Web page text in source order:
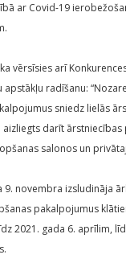
ar Covid-19
vērsīsies arī
radīšanu:
sniedz lielās
darīt
salonos un
9. novembra izsludināja
pakalpojumus
2021. gada 6. aprīlim,